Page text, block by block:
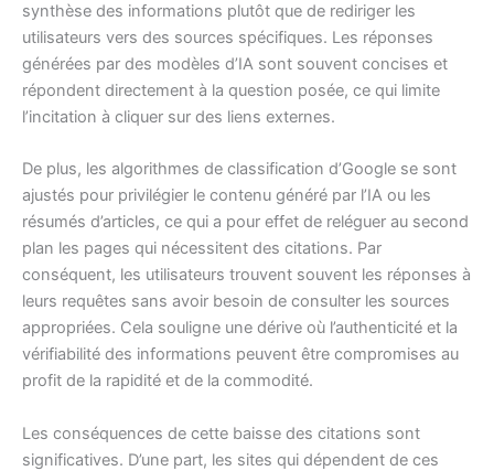
synthèse des informations plutôt que de rediriger les
utilisateurs vers des sources spécifiques. Les réponses
générées par des modèles d’IA sont souvent concises et
répondent directement à la question posée, ce qui limite
l’incitation à cliquer sur des liens externes.
De plus, les algorithmes de classification d’Google se sont
ajustés pour privilégier le contenu généré par l’IA ou les
résumés d’articles, ce qui a pour effet de reléguer au second
plan les pages qui nécessitent des citations. Par
conséquent, les utilisateurs trouvent souvent les réponses à
leurs requêtes sans avoir besoin de consulter les sources
appropriées. Cela souligne une dérive où l’authenticité et la
vérifiabilité des informations peuvent être compromises au
profit de la rapidité et de la commodité.
Les conséquences de cette baisse des citations sont
significatives. D’une part, les sites qui dépendent de ces